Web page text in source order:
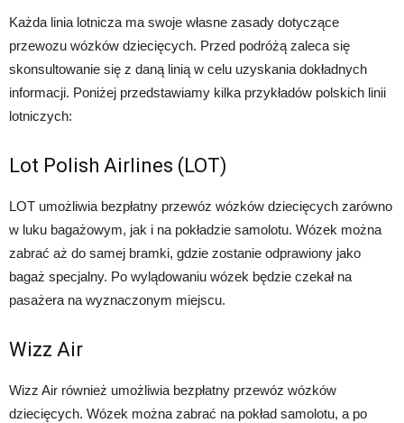
Każda linia lotnicza ma swoje własne zasady dotyczące
przewozu wózków dziecięcych. Przed podróżą zaleca się
skonsultowanie się z daną linią w celu uzyskania dokładnych
informacji. Poniżej przedstawiamy kilka przykładów polskich linii
lotniczych:
Lot Polish Airlines (LOT)
LOT umożliwia bezpłatny przewóz wózków dziecięcych zarówno
w luku bagażowym, jak i na pokładzie samolotu. Wózek można
zabrać aż do samej bramki, gdzie zostanie odprawiony jako
bagaż specjalny. Po wylądowaniu wózek będzie czekał na
pasażera na wyznaczonym miejscu.
Wizz Air
Wizz Air również umożliwia bezpłatny przewóz wózków
dziecięcych. Wózek można zabrać na pokład samolotu, a po